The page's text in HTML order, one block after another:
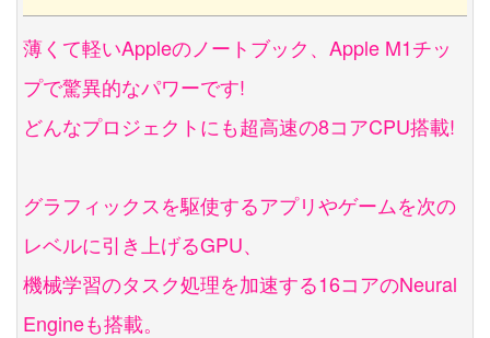
薄くて軽いAppleのノートブック、Apple M1チッ
プで驚異的なパワーです!
どんなプロジェクトにも超高速の8コアCPU搭載!
グラフィックスを駆使するアプリやゲームを次の
レベルに引き上げるGPU、
機械学習のタスク処理を加速する16コアのNeural
Engineも搭載。